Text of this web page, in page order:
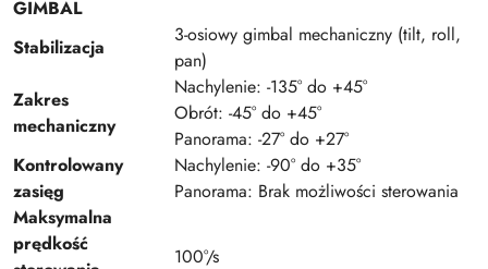
GIMBAL
Stabilizacja
3-osiowy gimbal mechaniczny (tilt, roll,
pan)
Zakres
mechaniczny
Nachylenie: -135° do +45°
Obrót: -45° do +45°
Panorama: -27° do +27°
Kontrolowany
zasięg
Nachylenie: -90° do +35°
Panorama: Brak możliwości sterowania
Maksymalna
prędkość
100°/s